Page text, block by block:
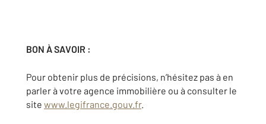
BON À SAVOIR :
Pour obtenir plus de précisions, n’hésitez pas à en
parler à votre agence immobilière ou à consulter le
site www.legifrance.gouv.fr.